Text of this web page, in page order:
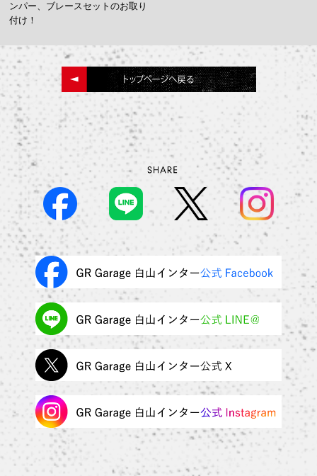
ンパー、ブレースセットのお取り
付け！